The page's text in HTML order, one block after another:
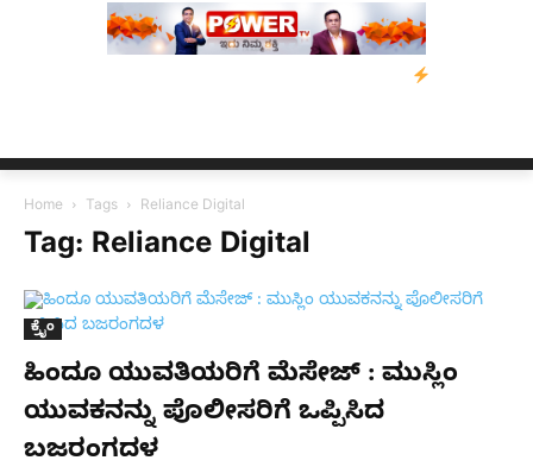
ನ್ಯೂಸ್
Home Tags Reliance Digital
Tag: Reliance Digital
ಕ್ರೈಂ
ಹಿಂದೂ ಯುವತಿಯರಿಗೆ ಮೆಸೇಜ್ : ಮುಸ್ಲಿಂ
ಯುವಕನನ್ನು ಪೊಲೀಸರಿಗೆ ಒಪ್ಪಿಸಿದ
ಬಜರಂಗದಳ